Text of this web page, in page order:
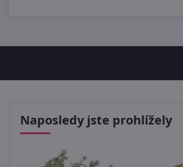
Naposledy jste prohlížely